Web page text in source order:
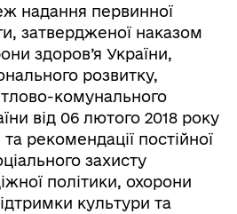
надання первинної
затвердженої наказом
здоров’я України,
розвитку,
комунального
від 06 лютого 2018 року
рекомендації постійної
захисту
політики, охорони
культури та